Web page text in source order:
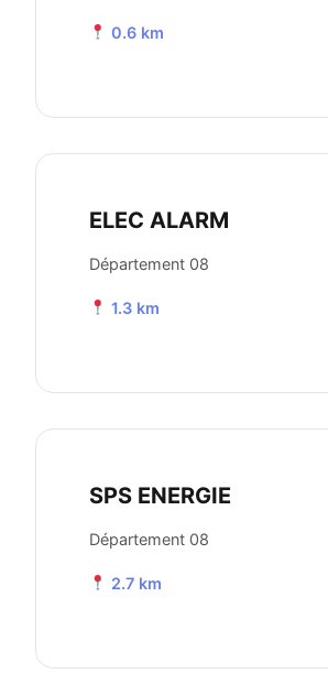
0.6 km
ELEC ALARM
Département 08
1.3 km
SPS ENERGIE
Département 08
2.7 km